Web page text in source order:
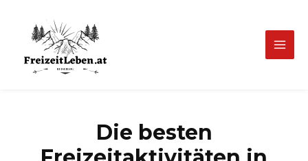
springen
Main
Die besten